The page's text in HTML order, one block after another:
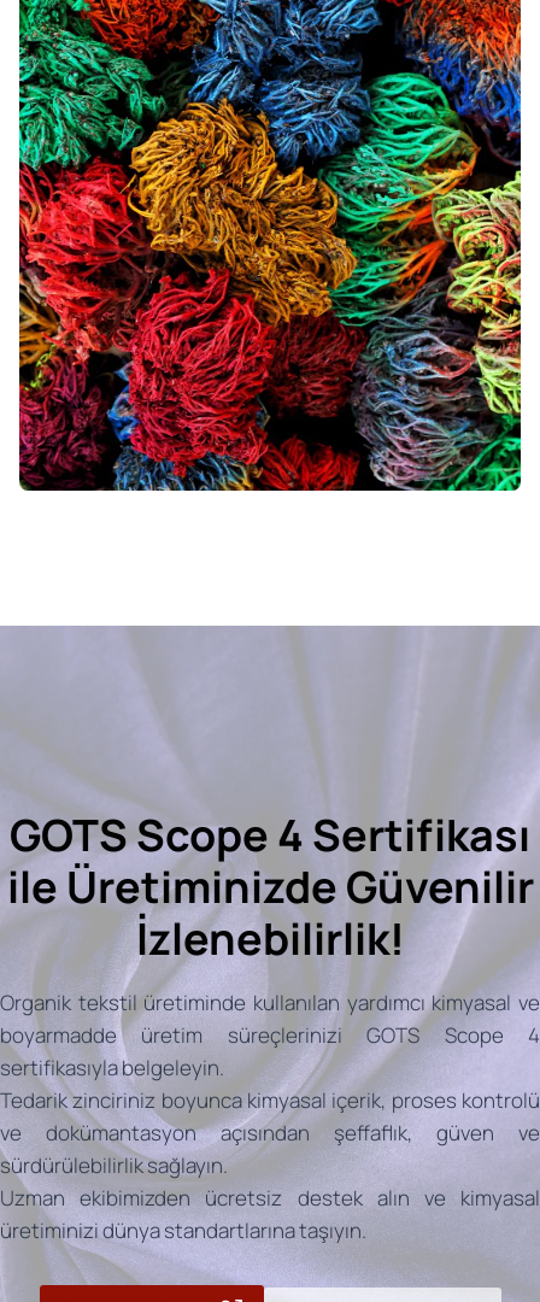
GOTS Scope 4 Sertifikası
ile Üretiminizde Güvenilir
İzlenebilirlik!
Organik tekstil üretiminde kullanılan yardımcı kimyasal ve
boyarmadde üretim süreçlerinizi GOTS Scope 4
sertifikasıyla belgeleyin.
Tedarik zinciriniz boyunca kimyasal içerik, proses kontrolü
ve dokümantasyon açısından şeffaflık, güven ve
sürdürülebilirlik sağlayın.
Uzman ekibimizden ücretsiz destek alın ve kimyasal
üretiminizi dünya standartlarına taşıyın.